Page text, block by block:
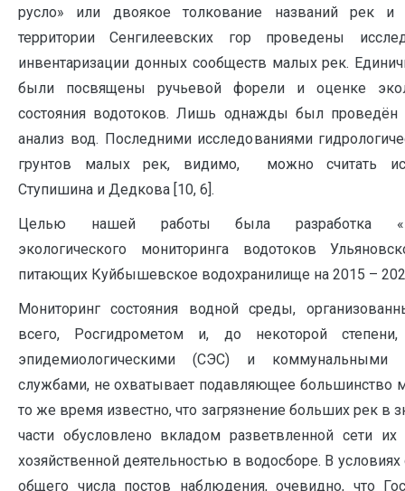
русло» или двоякое толкование названий рек и
территории Сенгилеевских гор проведены
инвентаризации донных сообществ малых рек.
были посвящены ручьевой форели и оценке
состояния водотоков. Лишь однажды был проведён
анализ вод. Последними исследованиями
грунтов малых рек, видимо, можно считать
Ступишина и Дедкова [10, 6].
Целью нашей работы была разработка
экологического мониторинга водотоков
питающих Куйбышевское водохранилище на 2015 –
Мониторинг состояния водной среды,
всего, Росгидрометом и, до некоторой степени,
эпидемиологическими (СЭС) и коммунальными
службами, не охватывает подавляющее большинство
то же время известно, что загрязнение больших рек в
части обусловлено вкладом разветвленной сети
хозяйственной деятельностью в водосборе. В
общего числа постов наблюдения, очевидно, что